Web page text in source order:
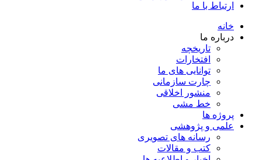
ارتباط با ما
خانه
درباره ما
تاریخچه
افتخارات
توانایی های ما
چارت سازمانی
منشور اخلاقی
خط مشی
پروژه ها
علمی و پژوهشی
رسانه های تصویری
کتب و مقالات